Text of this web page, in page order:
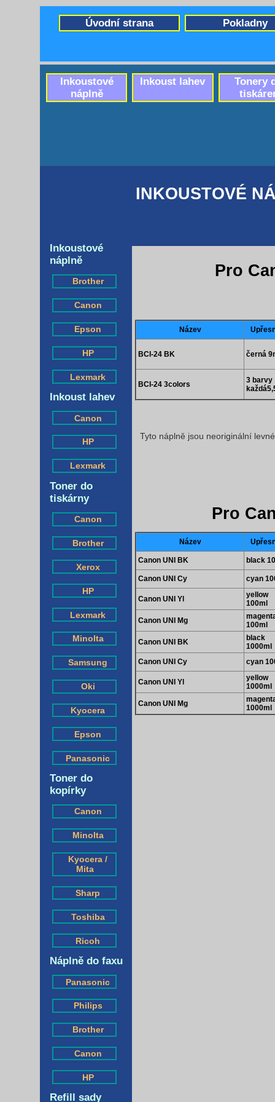
INKOUSTOVÉ
Pro
Inkoustové
náplně
Brother
Canon
Epson
HP
Lexmark
Inkoust lahev
Canon
HP
Lexmark
Toner do
tiskárny
Canon
Brother
Xerox
HP
Lexmark
Minolta
Samsung
Oki
Kyocera
Epson
Panasonic
Toner do
kopírky
Canon
Minolta
Kyocera /
Mita
Sharp
Toshiba
Ricoh
Náplně do faxu
Panasonic
Philips
Brother
Canon
HP
Refill sady
Název
BCI-24 BK černá
BCI-24 3colors
3 barvy
Tyto náplně jsou neoriginální
Pro
Název
Canon UNI BK black
Canon UNI Cy cyan
Canon UNI Yl
yellow
100ml
Canon UNI Mg
100ml
Canon UNI BK
black
1000ml
Canon UNI Cy
cyan
Canon UNI Yl
yellow
1000ml
Canon UNI Mg
1000ml
Pokladny
Úvodní strana
Tonery
Inkoust lahev
Inkoustové
náplně